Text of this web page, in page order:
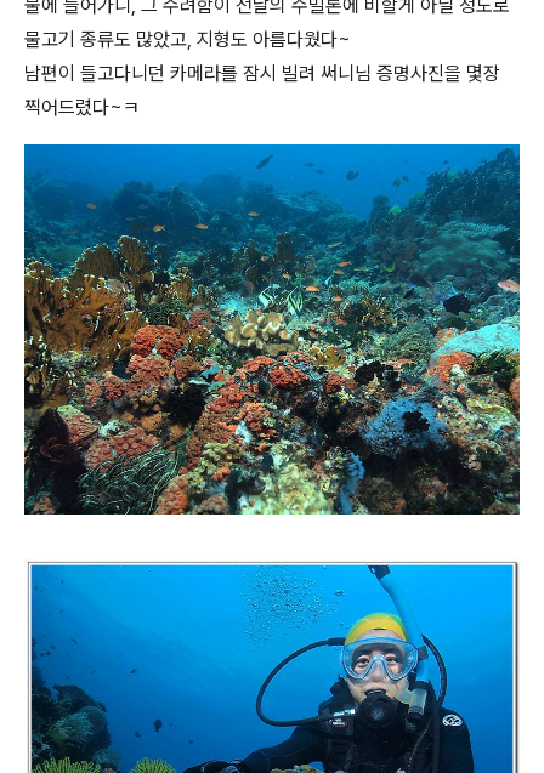
물에 들어가니, 그 수려함이 전날의 수밀론에 비할게 아닐 정도로
물고기 종류도 많았고, 지형도 아름다웠다~
남편이 들고다니던 카메라를 잠시 빌려 써니님 증명사진을 몇장
찍어드렸다~ㅋ